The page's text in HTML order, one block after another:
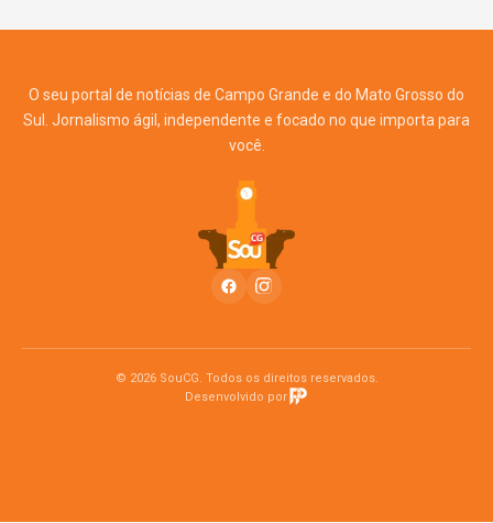
O seu portal de notícias de Campo Grande e do Mato Grosso do
Sul. Jornalismo ágil, independente e focado no que importa para
você.
© 2026 SouCG. Todos os direitos reservados.
Desenvolvido por